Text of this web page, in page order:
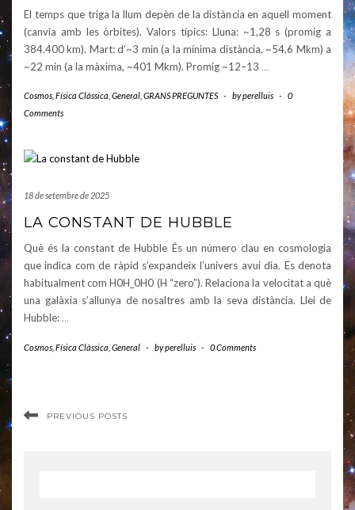
El temps que triga la llum depèn de la distància en aquell moment
(canvia amb les òrbites). Valors típics: Lluna: ~1,28 s (promig a
384.400 km). Mart: d’~3 min (a la mínima distància, ~54,6 Mkm) a
~22 min (a la màxima, ~401 Mkm). Promig ~12–13 …
Cosmos Física Clàssica General GRANS PREGUNTES - byperelluis -
0
Comments
18 de setembre de 2025
LA CONSTANT DE HUBBLE
Què és la constant de Hubble És un número clau en cosmologia
que indica com de ràpid s’expandeix l’univers avui dia. Es denota
habitualment com H0H_0H0​ (H “zero”). Relaciona la velocitat a què
una galàxia s’allunya de nosaltres amb la seva distància. Llei de
Hubble: …
Cosmos Física Clàssica General - byperelluis - 0 Comments
PREVIOUS POSTS